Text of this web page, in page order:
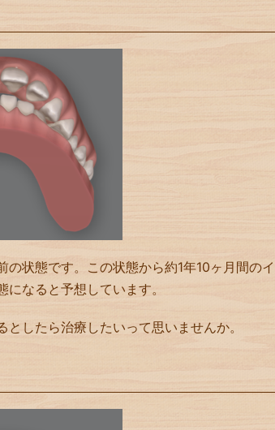
の状態です。この状態から約1年10ヶ月間の
なると予想しています。
としたら治療したいって思いませんか。